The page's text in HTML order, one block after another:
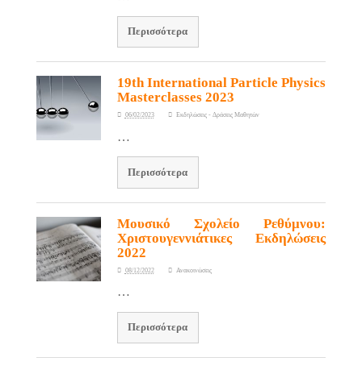
Περισσότερα
19th International Particle Physics
Masterclasses 2023
06/02/2023 Εκδηλώσεις - Δράσεις Μαθητών
…
Περισσότερα
Μουσικό Σχολείο Ρεθύμνου:
Χριστουγεννιάτικες Εκδηλώσεις
2022
08/12/2022 Ανακοινώσεις
…
Περισσότερα